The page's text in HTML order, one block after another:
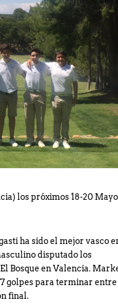
Salida Copa La Galea
Absoluto
de la RFEG – Consulta
en la web oficial.
Senior de
Vasco reúne a una
los próximos 18-20 Mayo
ha sido el mejor vasco
disputado los
Bosque en Valencia.
golpes para terminar entre
final.